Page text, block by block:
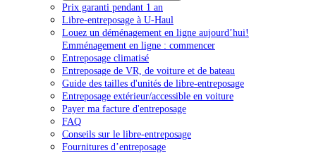
Prix garanti pendant 1 an
Libre-entreposage à U-Haul
Louez un déménagement en ligne aujourd’hui!
Emménagement en ligne : commencer
Entreposage climatisé
Entreposage de VR, de voiture et de bateau
Guide des tailles d'unités de libre-entreposage
Entreposage extérieur/accessible en voiture
Payer ma facture d'entreposage
FAQ
Conseils sur le libre-entreposage
Fournitures d’entreposage